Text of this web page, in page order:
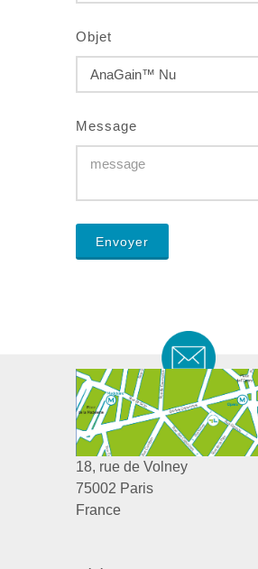
Objet
Message
NOUS CONTACTER
18, rue de Volney
75002 Paris
France